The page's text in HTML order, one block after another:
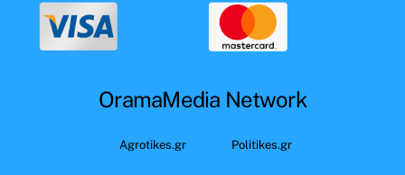
OramaMedia Network
Agrotikes.gr Politikes.gr